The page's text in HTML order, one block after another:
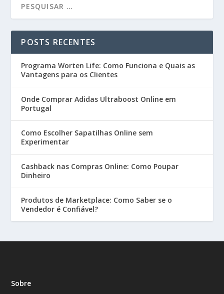
POSTS RECENTES
Programa Worten Life: Como Funciona e Quais as
Vantagens para os Clientes
Onde Comprar Adidas Ultraboost Online em
Portugal
Como Escolher Sapatilhas Online sem
Experimentar
Cashback nas Compras Online: Como Poupar
Dinheiro
Produtos de Marketplace: Como Saber se o
Vendedor é Confiável?
Sobre